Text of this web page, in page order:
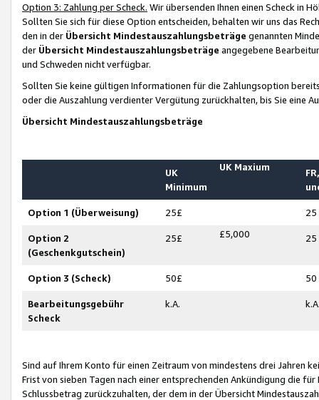
Option 3: Zahlung per Scheck. Wir übersenden Ihnen einen Scheck in
Sollten Sie sich für diese Option entscheiden, behalten wir uns das
den in der Übersicht Mindestauszahlungsbeträge genannten
der Übersicht Mindestauszahlungsbeträge angegebene
und Schweden nicht verfügbar.
Sollten Sie keine gültigen Informationen für die Zahlungsoption
oder die Auszahlung verdienter Vergütung zurückhalten, bis Sie
Übersicht Mindestauszahlungsbeträge
UK
Minimum
UK Maxium
Option 1 (Überweisung) 25£ 25
Option 2
(Geschenkgutschein)
25£ £5,000 25
Option 3 (Scheck) 50£ 50
Bearbeitungsgebühr
Scheck
k.A.
Sind auf Ihrem Konto für einen Zeitraum von mindestens drei Jahren
Frist von sieben Tagen nach einer entsprechenden Ankündigung die
Schlussbetrag zurückzuhalten, der dem in der Übersicht